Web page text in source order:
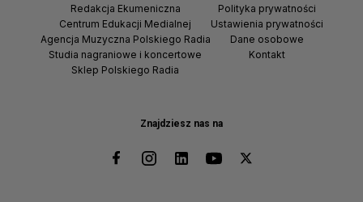
Znajdziesz nas na
Redakcja Ekumeniczna
Centrum Edukacji Medialnej
Agencja Muzyczna Polskiego Radia
Studia nagraniowe i koncertowe
Sklep Polskiego Radia
Polityka prywatności
Ustawienia prywatności
Dane osobowe
Kontakt